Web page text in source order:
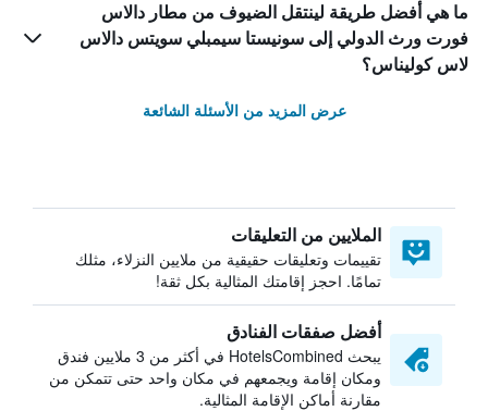
ما هي أفضل طريقة لينتقل الضيوف من مطار دالاس
فورت ورث الدولي إلى سونيستا سيمبلي سويتس دالاس
لاس كوليناس؟
عرض المزيد من الأسئلة الشائعة
الملايين من التعليقات
تقييمات وتعليقات حقيقية من ملايين النزلاء، مثلك
تمامًا. احجز إقامتك المثالية بكل ثقة!
أفضل صفقات الفنادق
يبحث HotelsCombined في أكثر من 3 ملايين فندق
ومكان إقامة ويجمعهم في مكان واحد حتى تتمكن من
مقارنة أماكن الإقامة المثالية.